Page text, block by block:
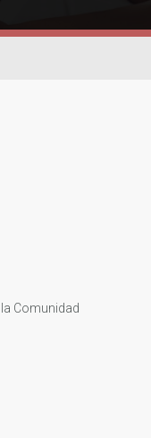
Comunidad